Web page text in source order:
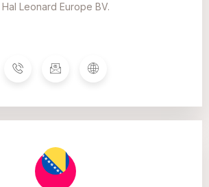
Hal Leonard Europe BV.